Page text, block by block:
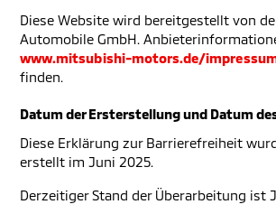
Diese Website wird bereitgestellt von
Automobile GmbH.
www.mitsubishi-motors.de/impressum
finden.
Datum der Ersterstellung und Datum
Diese Erklärung zur Barrierefreiheit
erstellt im Juni 2025.
Derzeitiger Stand der Überarbeitung ist